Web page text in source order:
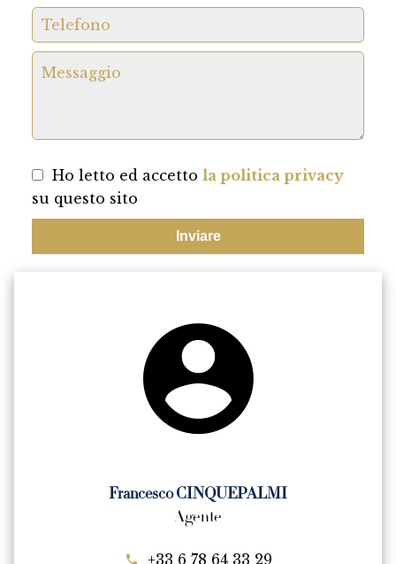
Ho letto ed accetto la politica privacy
su questo sito
Inviare
Francesco CINQUEPALMI
Agente
+33 6 78 64 33 29